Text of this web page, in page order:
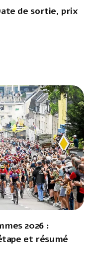
de sortie, prix
2026 :
et résumé